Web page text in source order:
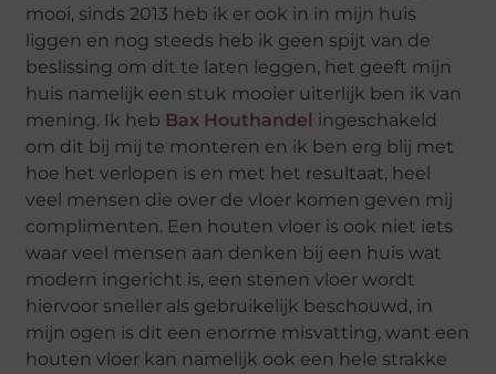
mooi, sinds 2013 heb ik er ook in in mijn huis
liggen en nog steeds heb ik geen spijt van de
beslissing om dit te laten leggen, het geeft mijn
huis namelijk een stuk mooier uiterlijk ben ik van
mening. Ik heb Bax Houthandel ingeschakeld
om dit bij mij te monteren en ik ben erg blij met
hoe het verlopen is en met het resultaat, heel
veel mensen die over de vloer komen geven mij
complimenten. Een houten vloer is ook niet iets
waar veel mensen aan denken bij een huis wat
modern ingericht is, een stenen vloer wordt
hiervoor sneller als gebruikelijk beschouwd, in
mijn ogen is dit een enorme misvatting, want een
houten vloer kan namelijk ook een hele strakke